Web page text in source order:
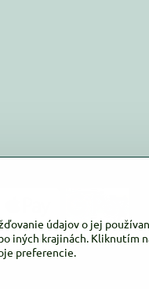
údajov o jej
iných krajinách. Kliknutím
preferencie.